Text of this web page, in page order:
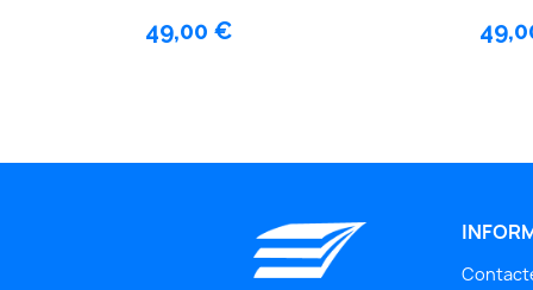
49,00 €